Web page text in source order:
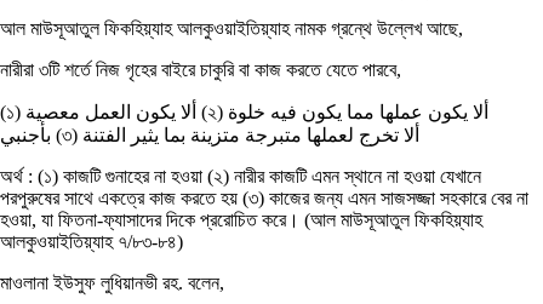
আল মাউসূআতুল ফিকহিয়্যাহ আলকুওয়াইতিয়্যাহ নামক গ্রন্থে উল্লেখ আছে,
নারীরা ৩টি শর্তে নিজ গৃহের বাইরে চাকুরি বা কাজ করতে যেতে পারবে,
(১) ألا يكون العمل معصية (২) ألا يكون عملها مما يكون فيه خلوة
بأجنبي (৩) ألا تخرج لعملها متبرجة متزينة بما يثير الفتنة
অর্থ : (১) কাজটি গুনাহের না হওয়া (২) নারীর কাজটি এমন স্থানে না হওয়া যেখানে
পরপুরুষের সাথে একত্রে কাজ করতে হয় (৩) কাজের জন্য এমন সাজসজ্জা সহকারে বের না
হওয়া, যা ফিতনা-ফ্যাসাদের দিকে প্ররোচিত করে। (আল মাউসূআতুল ফিকহিয়্যাহ
আলকুওয়াইতিয়্যাহ ৭/৮৩-৮৪)
মাওলানা ইউসুফ লুধিয়ানভী রহ. বলেন,